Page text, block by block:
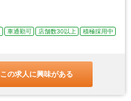
車通勤可 店舗数30以上
積極採用中
この求人に興味がある